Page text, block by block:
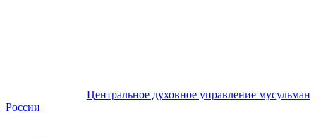
Центральное духовное управление мусульман
России